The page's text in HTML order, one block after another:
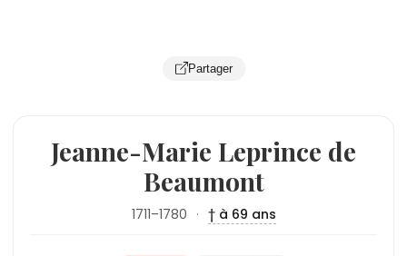
Partager
Jeanne-Marie Leprince de
Beaumont
1711–1780 · † à 69 ans